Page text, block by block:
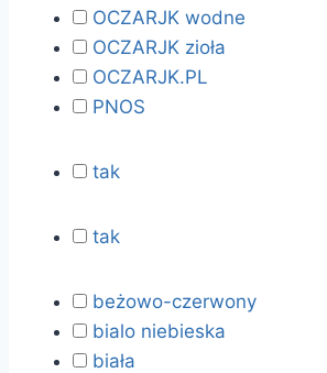
OCZARJK wodne
OCZARJK zioła
OCZARJK.PL
PNOS
tak
tak
beżowo-czerwony
bialo niebieska
biała